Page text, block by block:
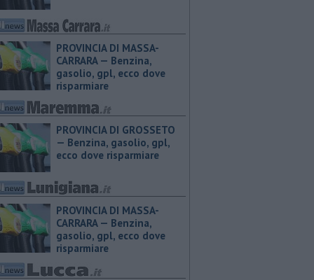
PROVINCIA DI MASSA-
CARRARA — ​Benzina,
gasolio, gpl, ecco dove
risparmiare
PROVINCIA DI GROSSETO
— ​Benzina, gasolio, gpl,
ecco dove risparmiare
PROVINCIA DI MASSA-
CARRARA — ​Benzina,
gasolio, gpl, ecco dove
risparmiare